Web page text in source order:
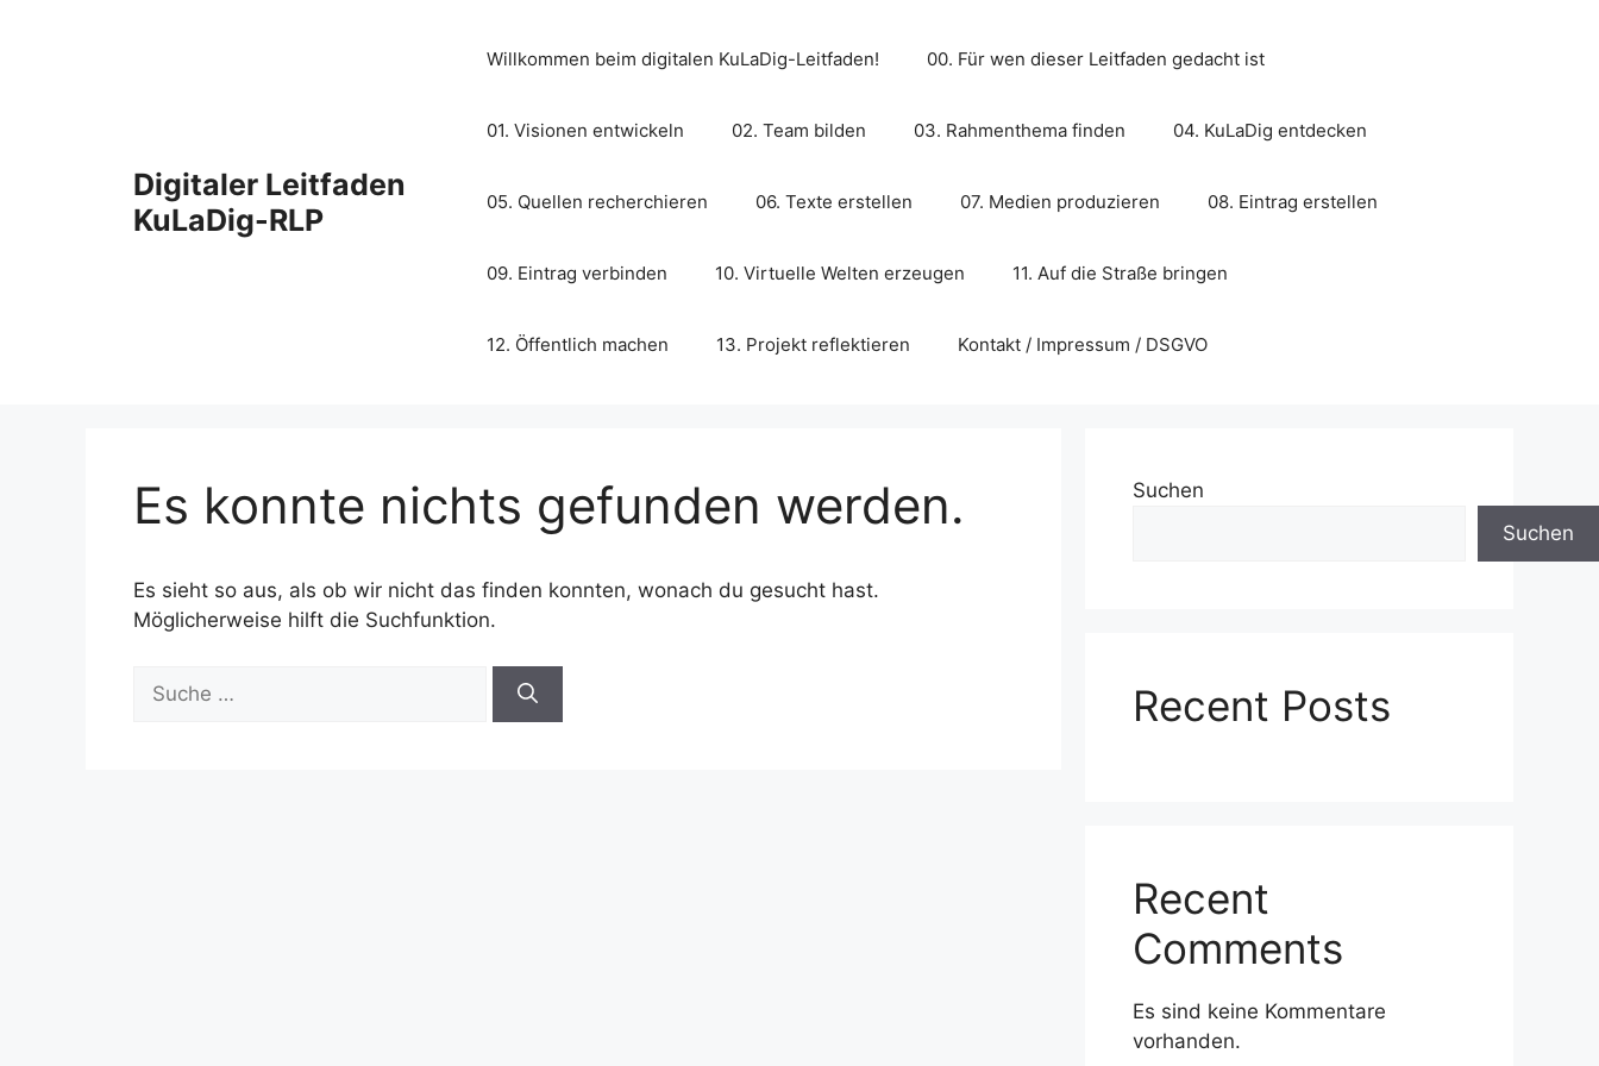
Digitaler Leitfaden
KuLaDig-RLP
Willkommen beim digitalen KuLaDig-Leitfaden! 00. Für wen dieser Leitfaden gedacht ist
01. Visionen entwickeln 02. Team bilden 03. Rahmenthema finden 04. KuLaDig entdecken
05. Quellen recherchieren 06. Texte erstellen 07. Medien produzieren 08. Eintrag erstellen
09. Eintrag verbinden 10. Virtuelle Welten erzeugen 11. Auf die Straße bringen
12. Öffentlich machen 13. Projekt reflektieren Kontakt / Impressum / DSGVO
Es konnte nichts gefunden werden.
Es sieht so aus, als ob wir nicht das finden konnten, wonach du gesucht hast.
Möglicherweise hilft die Suchfunktion.
Suchen
Suchen
Recent Posts
Recent
Comments
Es sind keine Kommentare
vorhanden.